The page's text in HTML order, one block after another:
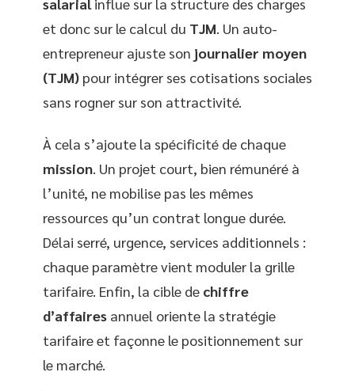
et donc sur le calcul du TJM . Un auto-
entrepreneur ajuste son journalier moyen
(TJM) pour intégrer ses cotisations sociales
sans rogner sur son attractivité.
À cela s’ajoute la spécificité de chaque
mission. Un projet court, bien rémunéré à
l’unité, ne mobilise pas les mêmes
ressources qu’un contrat longue durée.
Délai serré, urgence, services additionnels :
chaque paramètre vient moduler la grille
tarifaire. Enfin, la cible de chiffre
d’affaires annuel oriente la stratégie
tarifaire et façonne le positionnement sur
le marché.